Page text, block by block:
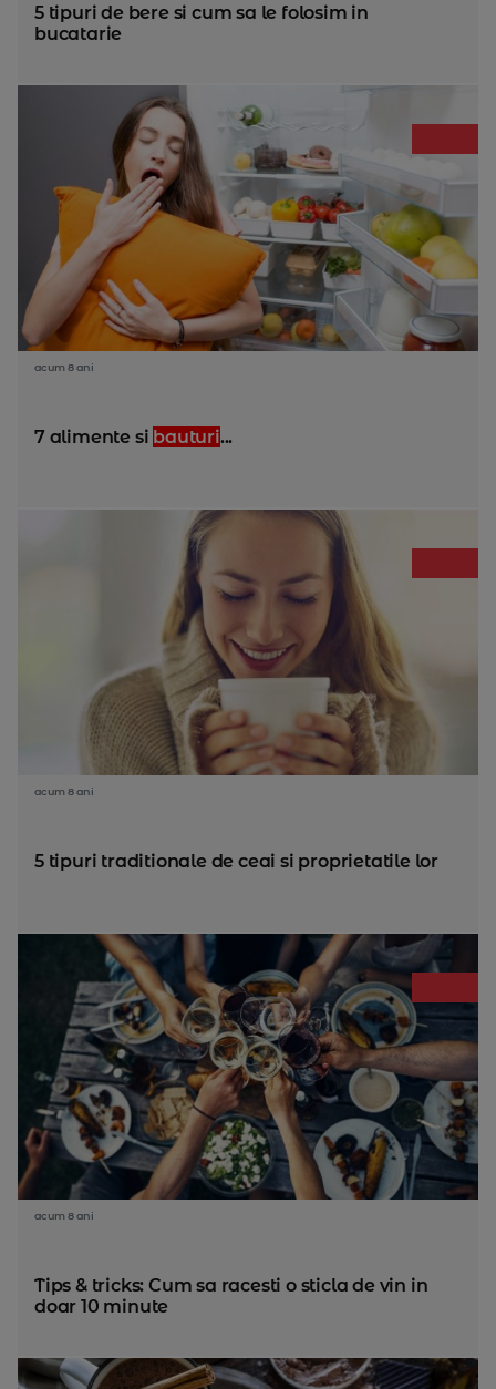
5 tipuri de bere si cum sa le folosim in
bucatarie
acum 8 ani
7 alimente si bauturi...
acum 8 ani
5 tipuri traditionale de ceai si proprietatile lor
acum 8 ani
Tips & tricks: Cum sa racesti o sticla de vin in
doar 10 minute